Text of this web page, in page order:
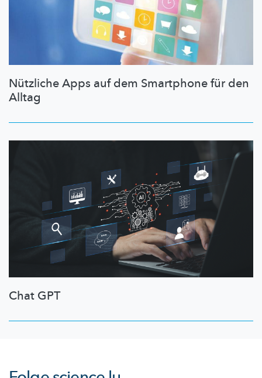
Nützliche Apps auf dem Smartphone für den
Alltag
Chat GPT